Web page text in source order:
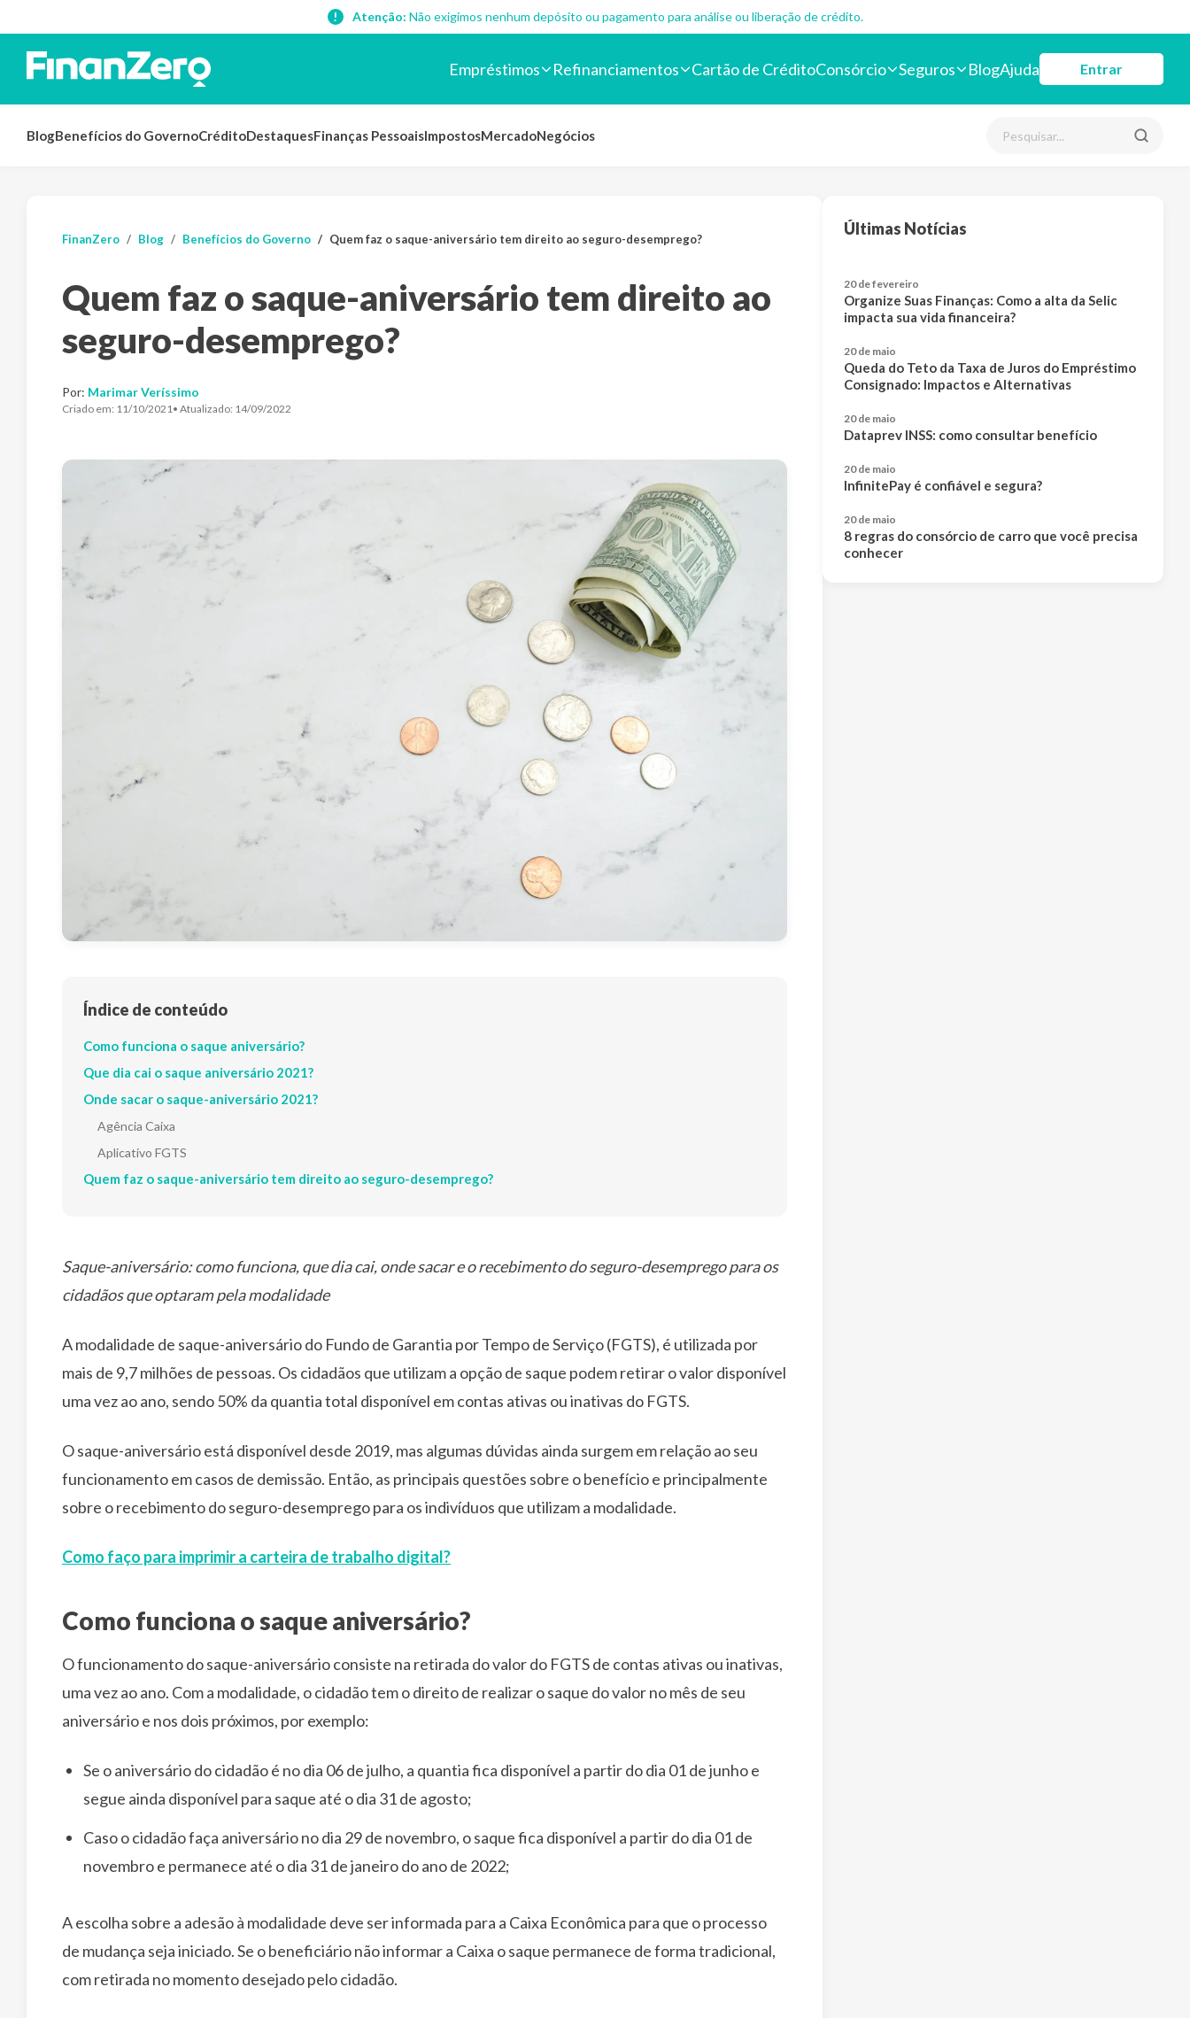
Atenção: Não exigimos nenhum depósito ou pagamento para análise ou liberação de crédito.
Empréstimos Refinanciamentos Cartão de CréditoConsórcio Seguros BlogAjuda Entrar
BlogBenefícios do GovernoCréditoDestaquesFinanças PessoaisImpostosMercadoNegócios
FinanZero Blog Benefícios do Governo Quem faz o saque-aniversário tem direito ao seguro-desemprego?
Quem faz o saque-aniversário tem direito ao
seguro-desemprego?
Por: Marimar Veríssimo
Criado em: 11/10/2021• Atualizado: 14/09/2022
Índice de conteúdo
Como funciona o saque aniversário?
Que dia cai o saque aniversário 2021?
Onde sacar o saque-aniversário 2021?
Agência Caixa
Aplicativo FGTS
Quem faz o saque-aniversário tem direito ao seguro-desemprego?
Saque-aniversário: como funciona, que dia cai, onde sacar e o recebimento do seguro-desemprego para os
cidadãos que optaram pela modalidade
A modalidade de saque-aniversário do Fundo de Garantia por Tempo de Serviço (FGTS), é utilizada por
mais de 9,7 milhões de pessoas. Os cidadãos que utilizam a opção de saque podem retirar o valor disponível
uma vez ao ano, sendo 50% da quantia total disponível em contas ativas ou inativas do FGTS.
O saque-aniversário está disponível desde 2019, mas algumas dúvidas ainda surgem em relação ao seu
funcionamento em casos de demissão. Então, as principais questões sobre o benefício e principalmente
sobre o recebimento do seguro-desemprego para os indivíduos que utilizam a modalidade.
Como faço para imprimir a carteira de trabalho digital?
Como funciona o saque aniversário?
O funcionamento do saque-aniversário consiste na retirada do valor do FGTS de contas ativas ou inativas,
uma vez ao ano. Com a modalidade, o cidadão tem o direito de realizar o saque do valor no mês de seu
aniversário e nos dois próximos, por exemplo:
Se o aniversário do cidadão é no dia 06 de julho, a quantia fica disponível a partir do dia 01 de junho e
segue ainda disponível para saque até o dia 31 de agosto;
Caso o cidadão faça aniversário no dia 29 de novembro, o saque fica disponível a partir do dia 01 de
novembro e permanece até o dia 31 de janeiro do ano de 2022;
A escolha sobre a adesão à modalidade deve ser informada para a Caixa Econômica para que o processo
de mudança seja iniciado. Se o beneficiário não informar a Caixa o saque permanece de forma tradicional,
com retirada no momento desejado pelo cidadão.
Últimas Notícias
20 de fevereiro
Organize Suas Finanças: Como a alta da Selic
impacta sua vida financeira?
20 de maio
Queda do Teto da Taxa de Juros do Empréstimo
Consignado: Impactos e Alternativas
20 de maio
Dataprev INSS: como consultar benefício
20 de maio
InfinitePay é confiável e segura?
20 de maio
8 regras do consórcio de carro que você precisa
conhecer